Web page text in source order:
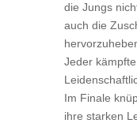
die Jungs
auch die
Jeder
Im Finale
ihre starken